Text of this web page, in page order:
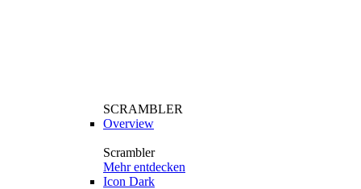
SCRAMBLER
Overview
Scrambler
Mehr entdecken
Icon Dark